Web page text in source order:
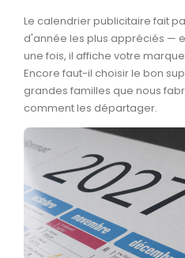
Pochettes
Tampons
Liasses
Bons de commande
GRAND FORMAT
Posters
Abribus
Le calendrier publicitaire fait
d'année les plus appréciés —
une fois, il affiche votre
Encore faut-il choisir le bon
grandes familles que nous
comment les départager.